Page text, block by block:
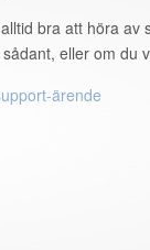
bra att höra av
eller om du
ärende